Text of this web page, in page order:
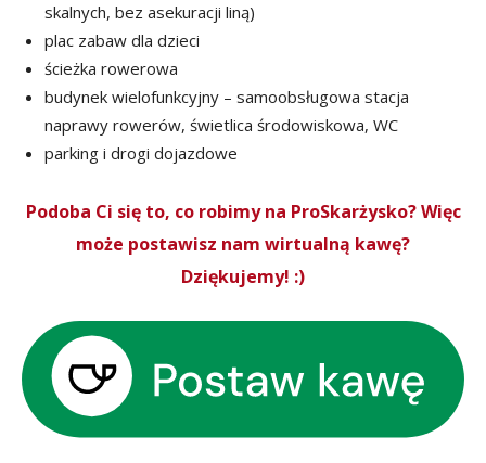
skalnych, bez asekuracji liną)
plac zabaw dla dzieci
ścieżka rowerowa
budynek wielofunkcyjny – samoobsługowa stacja
naprawy rowerów, świetlica środowiskowa, WC
parking i drogi dojazdowe
Podoba Ci się to, co robimy na ProSkarżysko? Więc
może postawisz nam wirtualną kawę?
Dziękujemy! :)